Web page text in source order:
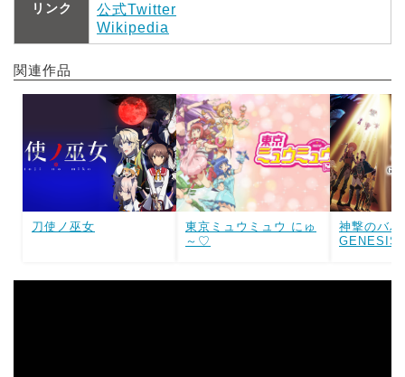
リンク
公式Twitter
Wikipedia
関連作品
刀使ノ巫女
東京ミュウミュウ にゅ
～♡
神撃のバ
GENESIS